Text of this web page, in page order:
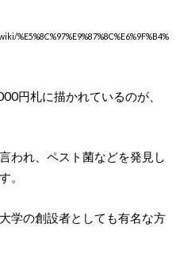
円札に描かれているのが、
われ、ペスト菌などを発見し
。
学の創設者としても有名な方